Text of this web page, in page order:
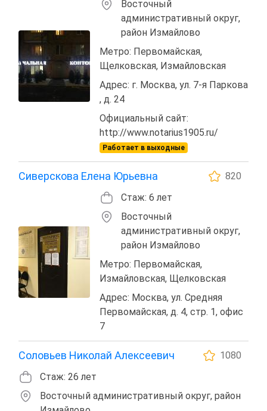
Восточный
административный округ,
район Измайлово
Метро: Первомайская,
Щелковская, Измайловская
Адрес: г. Москва, ул. 7-я Паркова
, д. 24
Официальный сайт:
http://www.notarius1905.ru/
Работает в выходные
Сиверскова Елена Юрьевна
820
Стаж: 6 лет
Восточный
административный округ,
район Измайлово
Метро: Первомайская,
Измайловская, Щелковская
Адрес: Москва, ул. Средняя
Первомайская, д. 4, стр. 1, офис
7
Соловьев Николай Алексеевич
1080
Стаж: 26 лет
Восточный административный округ, район